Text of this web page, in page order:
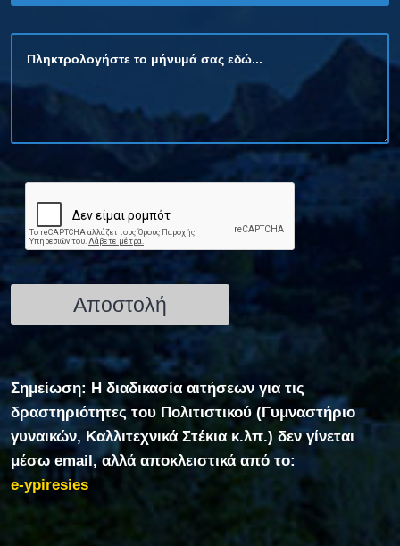
Σημείωση: Η διαδικασία αιτήσεων για τις
δραστηριότητες του Πολιτιστικού (Γυμναστήριο
γυναικών, Καλλιτεχνικά Στέκια κ.λπ.) δεν γίνεται
μέσω email, αλλά αποκλειστικά από το:
e-ypiresies